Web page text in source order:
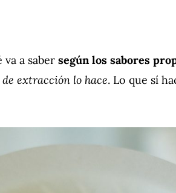
a saber según los sabores
extracción lo hace. Lo que sí